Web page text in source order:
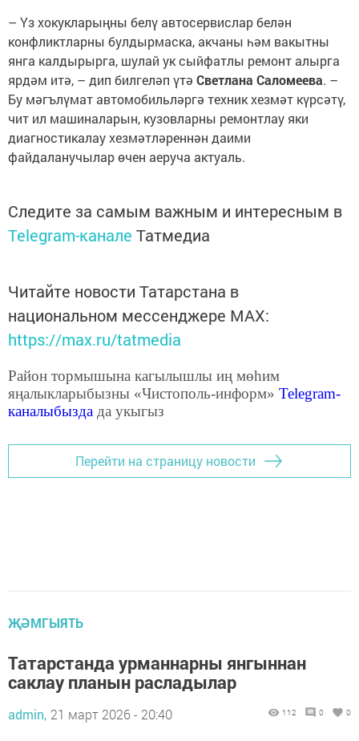
– Үз хокукларыңны белү автосервислар белән
конфликтларны булдырмаска, акчаны һәм вакытны
янга калдырырга, шулай ук сыйфатлы ремонт алырга
ярдәм итә, – дип билгеләп үтә Светлана Саломеева. –
Бу мәгълүмат автомобильләргә техник хезмәт күрсәтү,
чит ил машиналарын, кузовларны ремонтлау яки
диагностикалау хезмәтләреннән даими
файдаланучылар өчен аеруча актуаль.
Следите за самым важным и интересным в
Telegram-канале Татмедиа
Читайте новости Татарстана в
национальном мессенджере MАХ:
https://max.ru/tatmedia
Район тормышына кагылышлы иң мөһим
яңалыкларыбызны «Чистополь-информ» Telegram-
каналыбызда да укыгыз
Перейти на страницу новости
ҖӘМГЫЯТЬ
Татарстанда урманнарны янгыннан
саклау планын расладылар
admin, 21 март 2026 - 20:40 112 0 0